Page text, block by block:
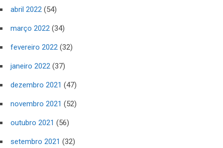
abril 2022 (54)
março 2022 (34)
fevereiro 2022 (32)
janeiro 2022 (37)
dezembro 2021 (47)
novembro 2021 (52)
outubro 2021 (56)
setembro 2021 (32)